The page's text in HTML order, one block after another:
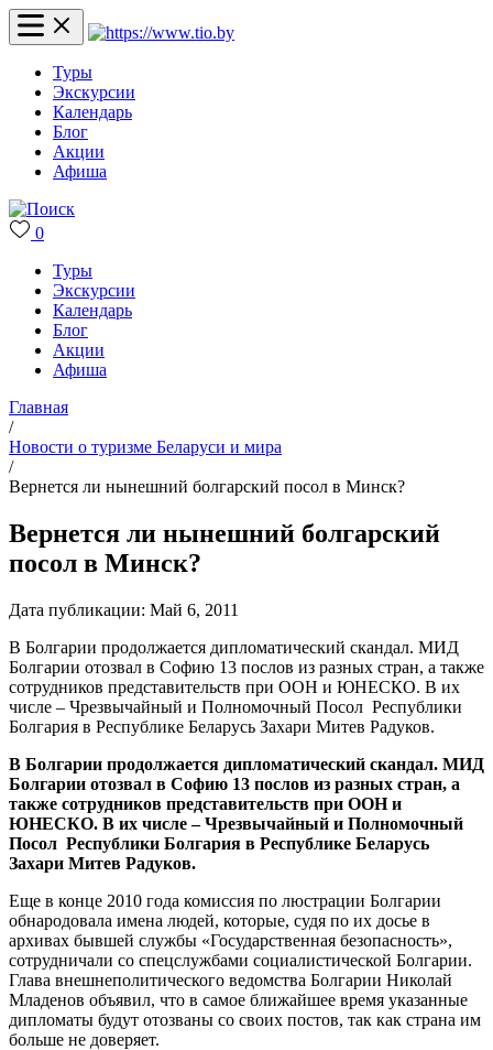
Туры
Экскурсии
Календарь
Блог
Акции
Афиша
0
Туры
Экскурсии
Календарь
Блог
Акции
Афиша
Главная
/
Новости о туризме Беларуси и мира
/
Вернется ли нынешний болгарский посол в Минск?
Вернется ли нынешний болгарский
посол в Минск?
Дата публикации: Май 6, 2011
В Болгарии продолжается дипломатический скандал. МИД
Болгарии отозвал в Софию 13 послов из разных стран, а также
сотрудников представительств при ООН и ЮНЕСКО. В их
числе – Чрезвычайный и Полномочный Посол Республики
Болгария в Республике Беларусь Захари Митев Радуков.
В Болгарии продолжается дипломатический скандал. МИД
Болгарии отозвал в Софию 13 послов из разных стран, а
также сотрудников представительств при ООН и
ЮНЕСКО. В их числе – Чрезвычайный и Полномочный
Посол Республики Болгария в Республике Беларусь
Захари Митев Радуков.
Еще в конце 2010 года комиссия по люстрации Болгарии
обнародовала имена людей, которые, судя по их досье в
архивах бывшей службы «Государственная безопасность»,
сотрудничали со спецслужбами социалистической Болгарии.
Глава внешнеполитического ведомства Болгарии Николай
Младенов объявил, что в самое ближайшее время указанные
дипломаты будут отозваны со своих постов, так как страна им
больше не доверяет.